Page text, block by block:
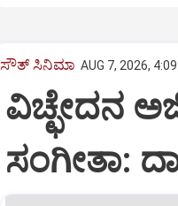
ಸೌತ್‌ ಸಿನಿಮಾ AUG 7, 2026,
ವಿಚ್ಛೇದನ
ಸಂಗೀತಾ: